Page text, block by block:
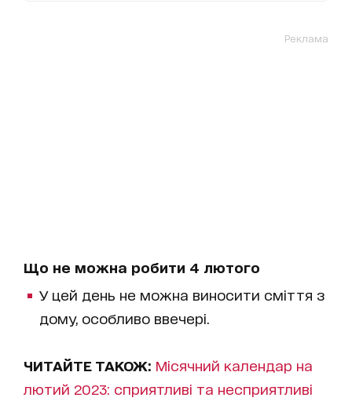
Реклама
Що не можна робити 4 лютого
У цей день не можна виносити сміття з
дому, особливо ввечері.
ЧИТАЙТЕ ТАКОЖ: Місячний календар на
лютий 2023: сприятливі та несприятливі